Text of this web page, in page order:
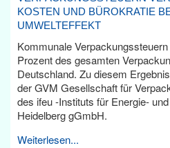
KOSTEN UND BÜROKRATIE
UMWELTEFFEKT
Kommunale
Prozent des gesamten
Deutschland. Zu diesem
der GVM Gesellschaft für
des ifeu -Instituts für Energie-
Heidelberg gGmbH.
Weiterlesen...